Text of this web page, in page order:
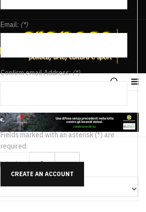
Email: (*)
Confirm email Address:(*)
Fields marked with an asterisk (*) are
required.
CREATE AN ACCOUNT